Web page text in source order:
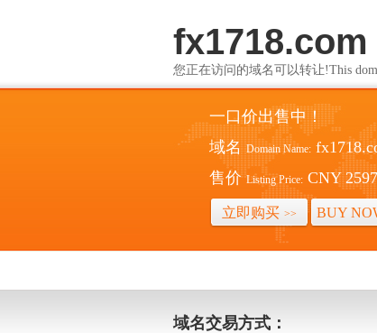
fx1718.com
您正在访问的域名可以转让!This
一口价出售中！
域名 Domain Name:
售价 Listing Price: CNY
立即购买 >> BUY
域名交易方式：